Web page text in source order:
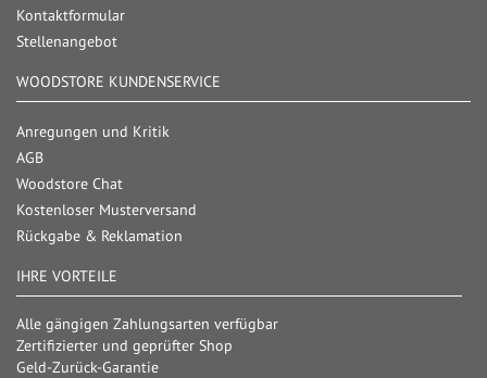
Kontaktformular
Stellenangebot
WOODSTORE KUNDENSERVICE
Anregungen und Kritik
AGB
Woodstore Chat
Kostenloser Musterversand
Rückgabe & Reklamation
IHRE VORTEILE
Alle gängigen Zahlungsarten verfügbar
Zertifizierter und geprüfter Shop
Geld-Zurück-Garantie